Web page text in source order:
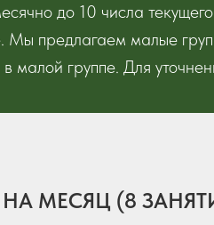
до 10 числа
Мы предлагаем малые
малой группе. Для
МЕСЯЦ (8